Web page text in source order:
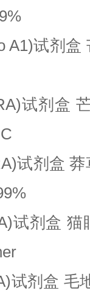
A1)试剂盒
试剂盒
试剂盒
试剂盒
试剂盒 毛